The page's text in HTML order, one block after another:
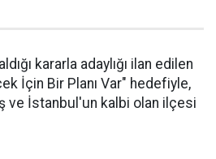
kararla adaylığı ilan edilen
İçin Bir Planı Var" hedefiyle,
ve İstanbul'un kalbi olan ilçesi